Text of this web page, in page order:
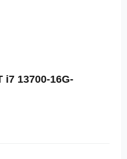
i7 13700-16G-